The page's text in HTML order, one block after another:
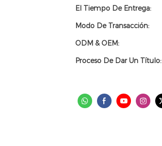
El Tiempo De Entrega:
Modo De Transacción:
ODM & OEM:
Proceso De Dar Un Título: